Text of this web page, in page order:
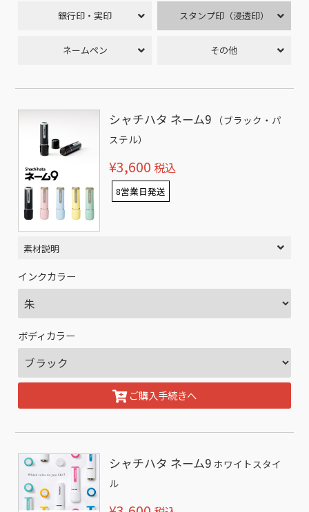
銀行印・実印 スタンプ印（浸透印）
ネームペン その他
シャチハタ ネーム9
（ブラック・パ
ステル）
¥3,600 税込
8営業日発送
素材説明
インクカラー
ボディカラー
ご購入手続きへ
シャチハタ ネーム9 ホワイトスタイ
ル